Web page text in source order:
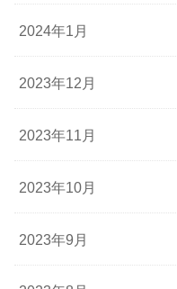
2024年1月
2023年12月
2023年11月
2023年10月
2023年9月